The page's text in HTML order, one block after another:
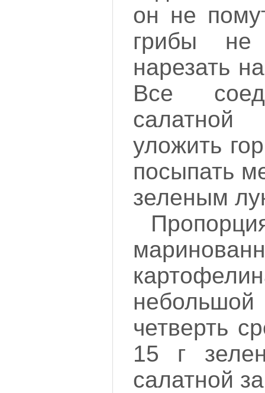
он не
грибы
нарезать
Все
уложить
посыпать
зеленым
небольшой
четверть
15 г
салатной